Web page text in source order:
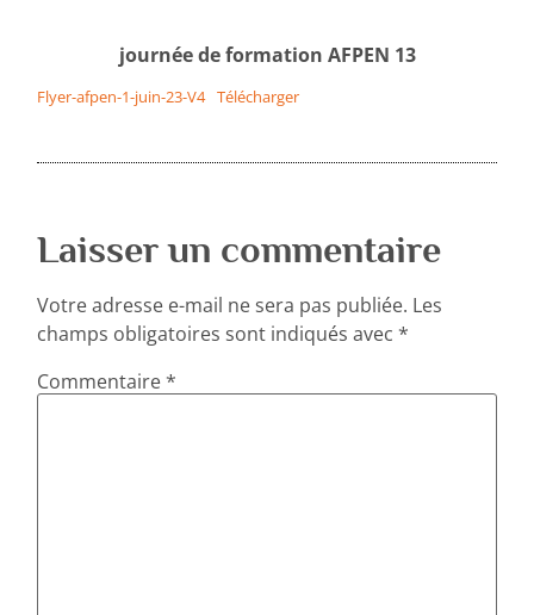
journée de formation AFPEN 13
Flyer-afpen-1-juin-23-V4 Télécharger
Laisser un commentaire
Votre adresse e-mail ne sera pas publiée. Les
champs obligatoires sont indiqués avec*
Commentaire*